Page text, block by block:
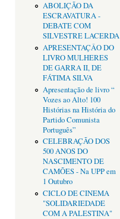
ABOLIÇÃO DA
ESCRAVATURA -
DEBATE COM
SILVESTRE LACERDA
APRESENTAÇÂO DO
LIVRO MULHERES
DE GARRA II, DE
FÁTIMA SILVA
Apresentação de livro “
Vozes ao Alto! 100
Histórias na História do
Partido Comunista
Português”
CELEBRAÇÃO DOS
500 ANOS DO
NASCIMENTO DE
CAMÕES - Na UPP em
1 Outubro
CICLO DE CINEMA
"SOLIDARIEDADE
COM A PALESTINA"